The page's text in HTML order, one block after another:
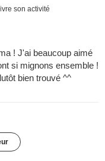
son activité
! J'ai beaucoup aimé
si mignons ensemble !
bien trouvé ^^